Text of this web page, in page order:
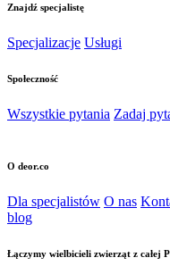
Znajdź specjalistę
Specjalizacje Usługi
Społeczność
Wszystkie pytania Zadaj
O deor.co
Dla specjalistów O nas
blog
Łączymy wielbicieli zwierząt z całej